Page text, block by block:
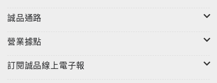
誠品通路
營業據點
訂閱誠品線上電子報